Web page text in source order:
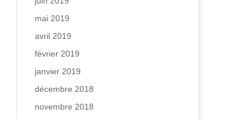
mai 2019
avril 2019
février 2019
janvier 2019
décembre 2018
novembre 2018